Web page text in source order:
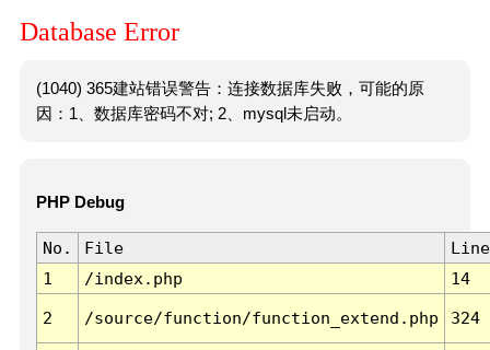
Database Error
(1040) 365建站错误警告：连接数据库失败，可能的原
因：1、数据库密码不对; 2、mysql未启动。
PHP Debug
No. File
Line
1
/index.php 14
2 /source/function/function_extend.php 324